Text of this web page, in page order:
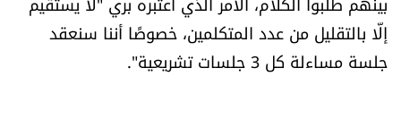
حظّك اليوم
إلّا بالتقليل من عدد المتكلمين، خصوصًا أننا سنعقد
جلسة مساءلة كل 3 جلسات تشريعية".